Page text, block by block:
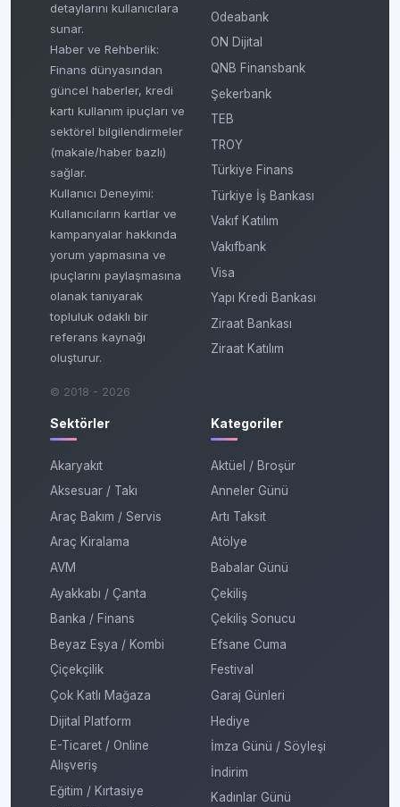
detaylarını kullanıcılara
sunar.
Haber ve Rehberlik:
Finans dünyasından
güncel haberler, kredi
kartı kullanım ipuçları ve
sektörel bilgilendirmeler
(makale/haber bazlı)
sağlar.
Kullanıcı Deneyimi:
Kullanıcıların kartlar ve
kampanyalar hakkında
yorum yapmasına ve
ipuçlarını paylaşmasına
olanak tanıyarak
topluluk odaklı bir
referans kaynağı
oluşturur.
© 2018 - 2026
Odeabank
ON Dijital
QNB Finansbank
Şekerbank
TEB
TROY
Türkiye Finans
Türkiye İş Bankası
Vakıf Katılım
Vakıfbank
Visa
Yapı Kredi Bankası
Ziraat Bankası
Ziraat Katılım
Sektörler
Akaryakıt
Aksesuar / Takı
Araç Bakım / Servis
Araç Kiralama
AVM
Ayakkabı / Çanta
Banka / Finans
Beyaz Eşya / Kombi
Çiçekçilik
Çok Katlı Mağaza
Dijital Platform
E-Ticaret / Online
Alışveriş
Eğitim / Kırtasiye
Kategoriler
Aktüel / Broşür
Anneler Günü
Artı Taksit
Atölye
Babalar Günü
Çekiliş
Çekiliş Sonucu
Efsane Cuma
Festival
Garaj Günleri
Hediye
İmza Günü / Söyleşi
İndirim
Kadınlar Günü